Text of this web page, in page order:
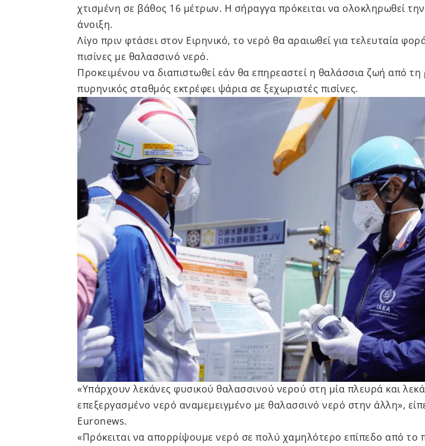
χτισμένη σε βάθος 16 μέτρων. Η σήραγγα πρόκειται να ολοκληρωθεί
άνοιξη.
Λίγο πριν φτάσει στον Ειρηνικό, το νερό θα αραιωθεί για τελευταία
πισίνες με θαλασσινό νερό.
Προκειμένου να διαπιστωθεί εάν θα επηρεαστεί η θαλάσσια ζωή από τη
πυρηνικός σταθμός εκτρέφει ψάρια σε ξεχωριστές πισίνες.
«Υπάρχουν λεκάνες φυσικού θαλασσινού νερού στη μία πλευρά και
επεξεργασμένο νερό αναμεμειγμένο με θαλασσινό νερό στην άλλη»,
Euronews.
«Πρόκειται να απορρίψουμε νερό σε πολύ χαμηλότερο επίπεδο από το